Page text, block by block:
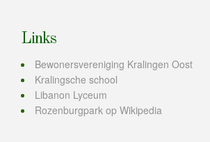
Links
Bewonersvereniging Kralingen Oost
Kralingsche school
Libanon Lyceum
Rozenburgpark op Wikipedia